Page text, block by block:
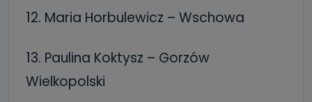
12. Maria Horbulewicz – Wschowa
13. Paulina Koktysz – Gorzów
Wielkopolski